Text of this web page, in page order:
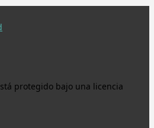
protegido bajo una licencia